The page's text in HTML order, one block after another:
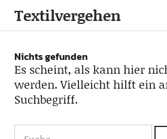
Textilvergehen
Nichts gefunden
Es scheint, als kann hier
werden. Vielleicht hilft ein
Suchbegriff.